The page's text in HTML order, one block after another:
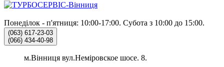
Понеділок - п'ятниця: 10:00-17:00. Субота з 10:00 до 15:00.
(063) 617-23-03
(066) 434-40-98
м.Вінниця вул.Неміровское шосе. 8.